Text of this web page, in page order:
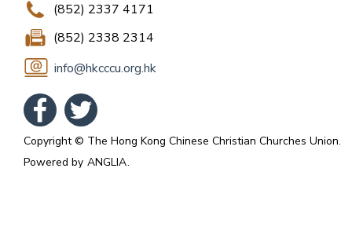
(852) 2337 4171
(852) 2338 2314
info@hkcccu.org.hk
Copyright © The Hong Kong Chinese Christian Churches Union.
Powered by ANGLIA.